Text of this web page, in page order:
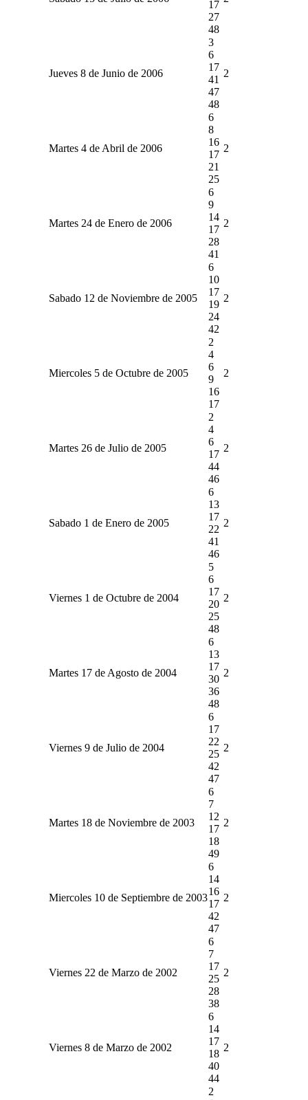
17
27
48
Jueves 8 de Junio de 2006
3
6
17
41
47
48
2
Martes 4 de Abril de 2006
6
8
16
17
21
25
2
Martes 24 de Enero de 2006
6
9
14
17
28
41
2
Sabado 12 de Noviembre de 2005
6
10
17
19
24
42
2
Miercoles 5 de Octubre de 2005
2
4
6
9
16
17
2
Martes 26 de Julio de 2005
2
4
6
17
44
46
2
Sabado 1 de Enero de 2005
6
13
17
22
41
46
2
Viernes 1 de Octubre de 2004
5
6
17
20
25
48
2
Martes 17 de Agosto de 2004
6
13
17
30
36
48
2
Viernes 9 de Julio de 2004
6
17
22
25
42
47
2
Martes 18 de Noviembre de 2003
6
7
12
17
18
49
2
Miercoles 10 de Septiembre de 2003
6
14
16
17
42
47
2
Viernes 22 de Marzo de 2002
6
7
17
25
28
38
2
Viernes 8 de Marzo de 2002
6
14
17
18
40
44
2
2